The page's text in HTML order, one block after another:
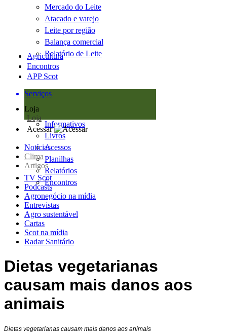
Mercado do Leite
Atacado e varejo
Leite por região
Balança comercial
Relatório de Leite
Agricultura
Encontros
APP Scot
Serviços
Loja
Loja
Informativos
Livros
Acessos
Planilhas
Relatórios
Encontros
Acessar
Notícias
Clima
Artigos
TV Scot
Podcasts
Agronegócio na mídia
Entrevistas
Agro sustentável
Cartas
Scot na mídia
Radar Sanitário
Dietas vegetarianas
causam mais danos aos
animais
Dietas vegetarianas causam mais danos aos animais